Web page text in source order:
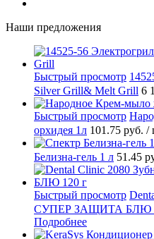
Наши предложения
Быстрый просмотр
Silver Grill& Melt Grill 6
Быстрый просмотр
орхидея 1л 101.75 руб. /
Белизна-гель 1 л 51.45
Быстрый просмотр
СУПЕР ЗАЩИТА БЛЮ
Подробнее